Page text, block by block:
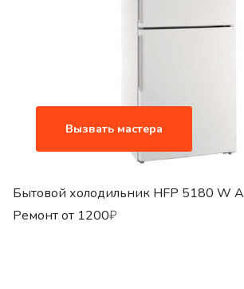
Вызвать мастера
Бытовой холодильник HFP 5180 W A
Ремонт от 1200₽